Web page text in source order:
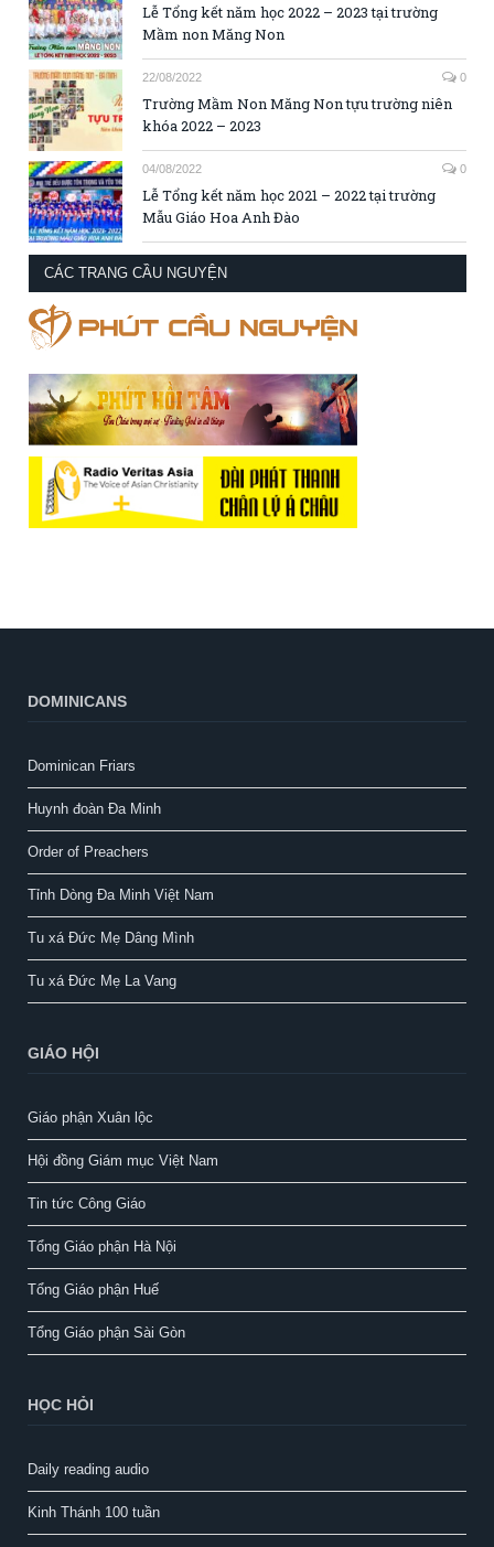
Lễ Tổng kết năm học 2022 – 2023 tại trường
Mầm non Măng Non
22/08/2022 0
Trường Mầm Non Măng Non tựu trường niên
khóa 2022 – 2023
04/08/2022 0
Lễ Tổng kết năm học 2021 – 2022 tại trường
Mẫu Giáo Hoa Anh Đào
CÁC TRANG CẦU NGUYỆN
DOMINICANS
Dominican Friars
Huynh đoàn Đa Minh
Order of Preachers
Tỉnh Dòng Đa Minh Việt Nam
Tu xá Đức Mẹ Dâng Mình
Tu xá Đức Mẹ La Vang
GIÁO HỘI
Giáo phận Xuân lộc
Hội đồng Giám mục Việt Nam
Tin tức Công Giáo
Tổng Giáo phận Hà Nội
Tổng Giáo phận Huế
Tổng Giáo phận Sài Gòn
HỌC HỎI
Daily reading audio
Kinh Thánh 100 tuần